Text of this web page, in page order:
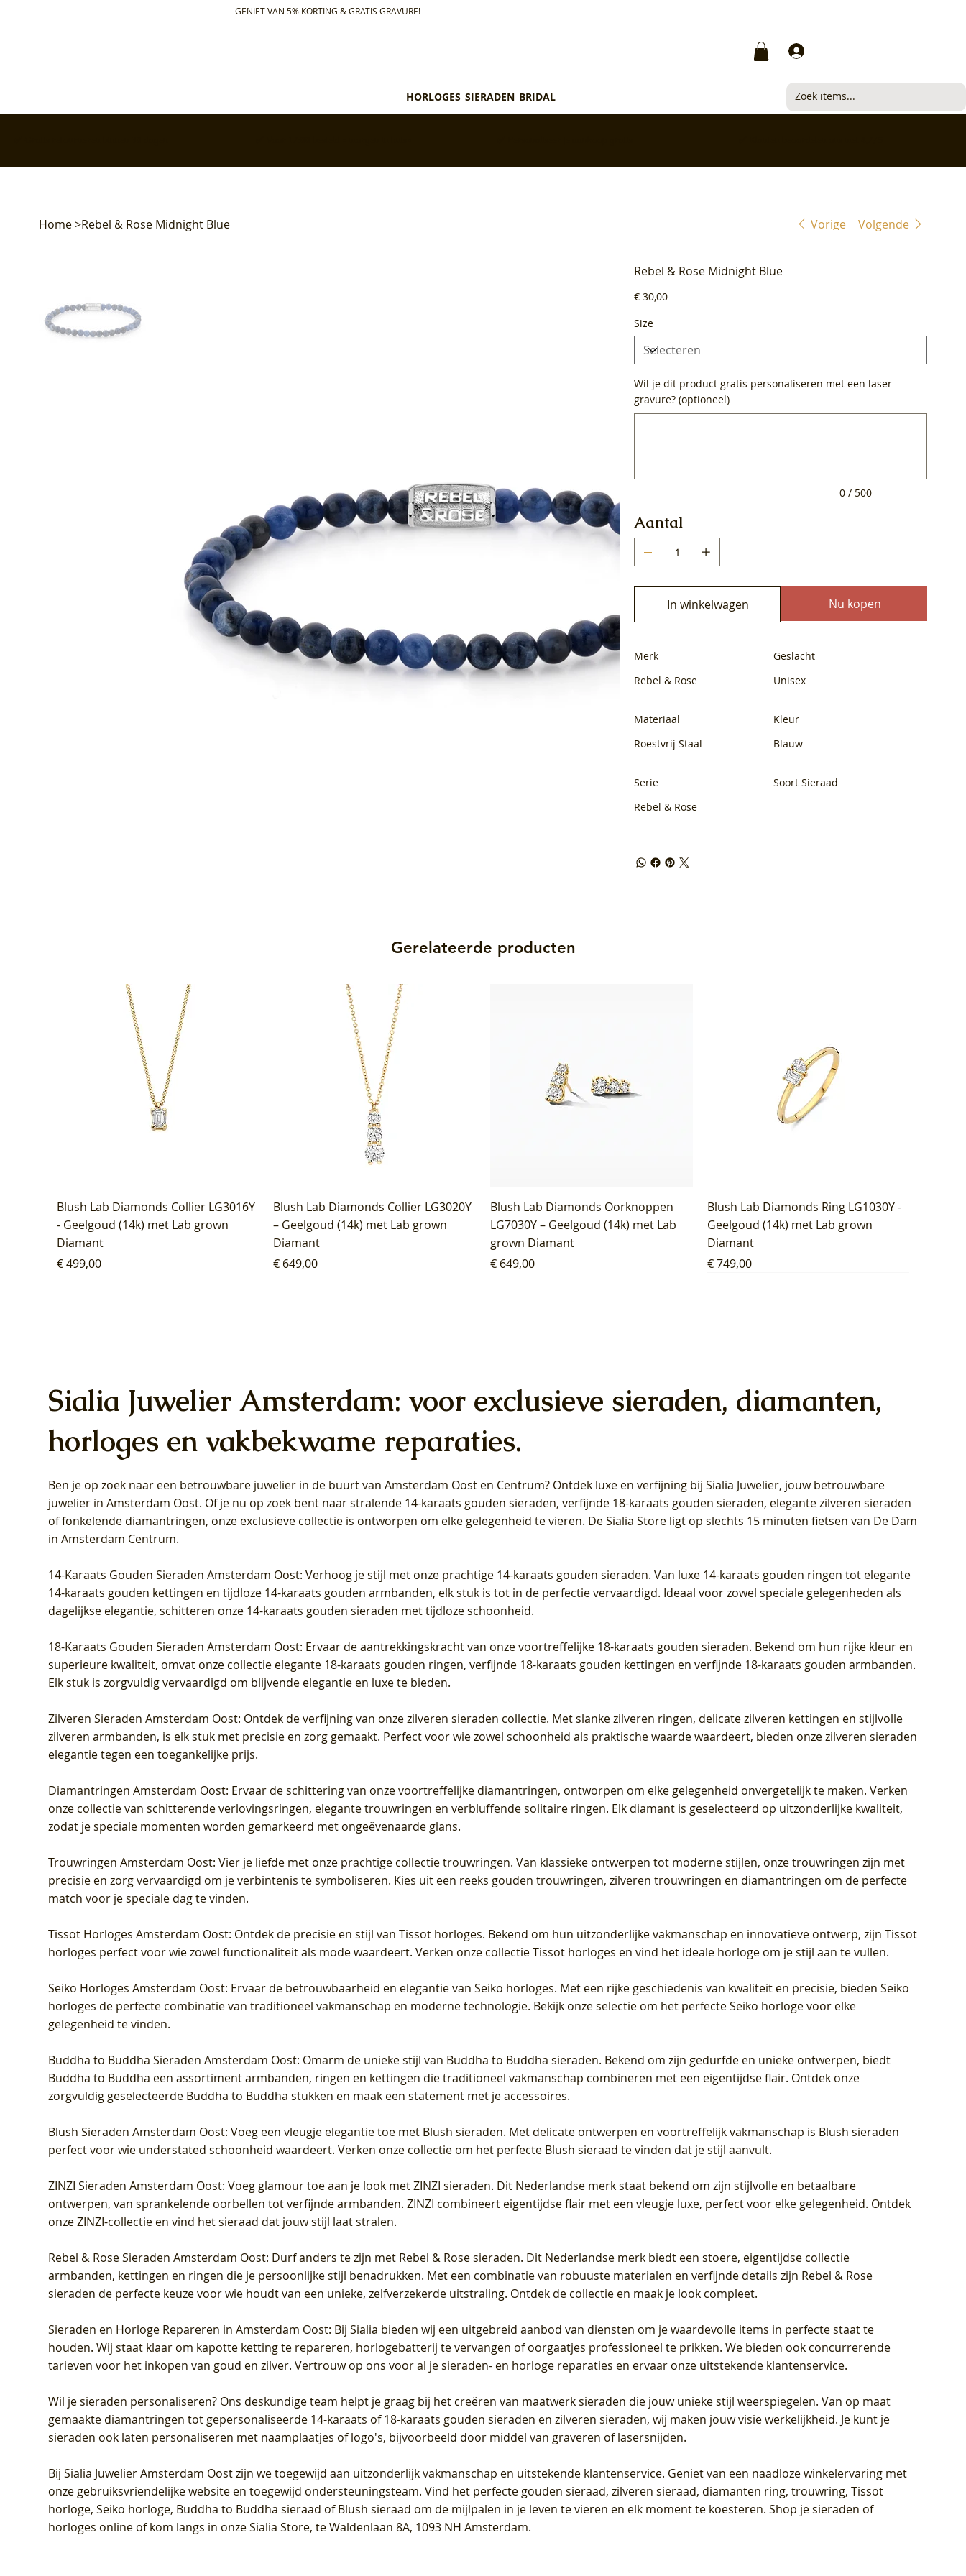
GENIET VAN 5% KORTING & GRATIS GRAVURE!
HORLOGES SIERADEN BRIDAL
Home>Rebel & Rose Midnight Blue Vorige Volgende
Rebel & Rose Midnight Blue
Prijs
€ 30,00
Size
Wil je dit product gratis personaliseren met een laser-
gravure? (optioneel)
0 / 500
Aantal
In winkelwagen Nu kopen
Merk
Rebel & Rose
Geslacht
Unisex
Materiaal
Roestvrij Staal
Kleur
Blauw
Serie
Rebel & Rose
Soort Sieraad
Gerelateerde producten
Blush Lab Diamonds Collier LG3016Y
- Geelgoud (14k) met Lab grown
Diamant
Prijs
€ 499,00
Blush Lab Diamonds Collier LG3020Y
– Geelgoud (14k) met Lab grown
Diamant
Prijs
€ 649,00
Blush Lab Diamonds Oorknoppen
LG7030Y – Geelgoud (14k) met Lab
grown Diamant
Prijs
€ 649,00
Blush Lab Diamonds Ring LG1030Y -
Geelgoud (14k) met Lab grown
Diamant
Prijs
€ 749,00
Blush Lab Diamonds Oorhangers
LG9006Y/S - Geelgoud (14k) met Lab
grown Diamant
Blush Lab Diamonds Oorhangers
LG9007Y/S - Geelgoud (14k) met Lab
grown Diamant
Blush Lab Diamonds Ring LG1028Y -
Geelgoud (14k) met Lab grown
Diamant
Blush Lab Diamonds Collier LG3014Y
- Geelgoud (14k) met Lab grown
Diamant
Blush Lab Diamonds Collier LG3019Y
– Geelgoud (14k) met Lab grown
Diamant
Blush Lab Diamonds Ring LG1042Y –
Geelgoud (14k) met Lab grown
Diamant
Blush Lab Diamonds Oorknoppen
LG7027Y - Geelgoud (14k) met Lab
grown Diamant
Blush Lab Diamonds Ring LG1029Y -
Geelgoud (14k) met Lab grown
Diamant
Blush Lab Diamonds Ring LG1031Y -
Geelgoud (14k) met Lab grown
Diamant
Blush Lab Diamonds Ring LG1044Y –
Geelgoud (14k) met Lab grown
Diamant
Blush Lab Diamonds Oorknoppen
LG7026Y - Geelgoud (14k) met Lab
grown Diamant
Blush Lab Diamonds Oorknoppen
LG7033Y – Geelgoud (14k) met Lab
grown Diamant
Sialia Juwelier Amsterdam: voor exclusieve sieraden, diamanten,
horloges en vakbekwame reparaties.
Ben je op zoek naar een betrouwbare juwelier in de buurt van Amsterdam Oost en Centrum? Ontdek luxe en verfijning bij Sialia Juwelier, jouw betrouwbare
juwelier in Amsterdam Oost. Of je nu op zoek bent naar stralende 14-karaats gouden sieraden, verfijnde 18-karaats gouden sieraden, elegante zilveren sieraden
of fonkelende diamantringen, onze exclusieve collectie is ontworpen om elke gelegenheid te vieren. De Sialia Store ligt op slechts 15 minuten fietsen van De Dam
in Amsterdam Centrum.
14-Karaats Gouden Sieraden Amsterdam Oost: Verhoog je stijl met onze prachtige 14-karaats gouden sieraden. Van luxe 14-karaats gouden ringen tot elegante
14-karaats gouden kettingen en tijdloze 14-karaats gouden armbanden, elk stuk is tot in de perfectie vervaardigd. Ideaal voor zowel speciale gelegenheden als
dagelijkse elegantie, schitteren onze 14-karaats gouden sieraden met tijdloze schoonheid.
18-Karaats Gouden Sieraden Amsterdam Oost: Ervaar de aantrekkingskracht van onze voortreffelijke 18-karaats gouden sieraden. Bekend om hun rijke kleur en
superieure kwaliteit, omvat onze collectie elegante 18-karaats gouden ringen, verfijnde 18-karaats gouden kettingen en verfijnde 18-karaats gouden armbanden.
Elk stuk is zorgvuldig vervaardigd om blijvende elegantie en luxe te bieden.
Zilveren Sieraden Amsterdam Oost: Ontdek de verfijning van onze zilveren sieraden collectie. Met slanke zilveren ringen, delicate zilveren kettingen en stijlvolle
zilveren armbanden, is elk stuk met precisie en zorg gemaakt. Perfect voor wie zowel schoonheid als praktische waarde waardeert, bieden onze zilveren sieraden
elegantie tegen een toegankelijke prijs.
Diamantringen Amsterdam Oost: Ervaar de schittering van onze voortreffelijke diamantringen, ontworpen om elke gelegenheid onvergetelijk te maken. Verken
onze collectie van schitterende verlovingsringen, elegante trouwringen en verbluffende solitaire ringen. Elk diamant is geselecteerd op uitzonderlijke kwaliteit,
zodat je speciale momenten worden gemarkeerd met ongeëvenaarde glans.
Trouwringen Amsterdam Oost: Vier je liefde met onze prachtige collectie trouwringen. Van klassieke ontwerpen tot moderne stijlen, onze trouwringen zijn met
precisie en zorg vervaardigd om je verbintenis te symboliseren. Kies uit een reeks gouden trouwringen, zilveren trouwringen en diamantringen om de perfecte
match voor je speciale dag te vinden.
Tissot Horloges Amsterdam Oost: Ontdek de precisie en stijl van Tissot horloges. Bekend om hun uitzonderlijke vakmanschap en innovatieve ontwerp, zijn Tissot
horloges perfect voor wie zowel functionaliteit als mode waardeert. Verken onze collectie Tissot horloges en vind het ideale horloge om je stijl aan te vullen.
Seiko Horloges Amsterdam Oost: Ervaar de betrouwbaarheid en elegantie van Seiko horloges. Met een rijke geschiedenis van kwaliteit en precisie, bieden Seiko
horloges de perfecte combinatie van traditioneel vakmanschap en moderne technologie. Bekijk onze selectie om het perfecte Seiko horloge voor elke
gelegenheid te vinden.
Buddha to Buddha Sieraden Amsterdam Oost: Omarm de unieke stijl van Buddha to Buddha sieraden. Bekend om zijn gedurfde en unieke ontwerpen, biedt
Buddha to Buddha een assortiment armbanden, ringen en kettingen die traditioneel vakmanschap combineren met een eigentijdse flair. Ontdek onze
zorgvuldig geselecteerde Buddha to Buddha stukken en maak een statement met je accessoires.
Blush Sieraden Amsterdam Oost: Voeg een vleugje elegantie toe met Blush sieraden. Met delicate ontwerpen en voortreffelijk vakmanschap is Blush sieraden
perfect voor wie understated schoonheid waardeert. Verken onze collectie om het perfecte Blush sieraad te vinden dat je stijl aanvult.
ZINZI Sieraden Amsterdam Oost: Voeg glamour toe aan je look met ZINZI sieraden. Dit Nederlandse merk staat bekend om zijn stijlvolle en betaalbare
ontwerpen, van sprankelende oorbellen tot verfijnde armbanden. ZINZI combineert eigentijdse flair met een vleugje luxe, perfect voor elke gelegenheid. Ontdek
onze ZINZI-collectie en vind het sieraad dat jouw stijl laat stralen.
Rebel & Rose Sieraden Amsterdam Oost: Durf anders te zijn met Rebel & Rose sieraden. Dit Nederlandse merk biedt een stoere, eigentijdse collectie
armbanden, kettingen en ringen die je persoonlijke stijl benadrukken. Met een combinatie van robuuste materialen en verfijnde details zijn Rebel & Rose
sieraden de perfecte keuze voor wie houdt van een unieke, zelfverzekerde uitstraling. Ontdek de collectie en maak je look compleet.
Sieraden en Horloge Repareren in Amsterdam Oost: Bij Sialia bieden wij een uitgebreid aanbod van diensten om je waardevolle items in perfecte staat te
houden. Wij staat klaar om kapotte ketting te repareren, horlogebatterij te vervangen of oorgaatjes professioneel te prikken. We bieden ook concurrerende
tarieven voor het inkopen van goud en zilver. Vertrouw op ons voor al je sieraden- en horloge reparaties en ervaar onze uitstekende klantenservice.
Wil je sieraden personaliseren? Ons deskundige team helpt je graag bij het creëren van maatwerk sieraden die jouw unieke stijl weerspiegelen. Van op maat
gemaakte diamantringen tot gepersonaliseerde 14-karaats of 18-karaats gouden sieraden en zilveren sieraden, wij maken jouw visie werkelijkheid. Je kunt je
sieraden ook laten personaliseren met naamplaatjes of logo's, bijvoorbeeld door middel van graveren of lasersnijden.
BijSialia Juwelier Amsterdam Oostzijn we toegewijd aan uitzonderlijk vakmanschap en uitstekende klantenservice. Geniet van een naadloze winkelervaring met
onze gebruiksvriendelijke website en toegewijd ondersteuningsteam. Vind het perfecte gouden sieraad, zilveren sieraad, diamanten ring, trouwring, Tissot
horloge, Seiko horloge, Buddha to Buddha sieraad of Blush sieraad om de mijlpalen in je leven te vieren en elk moment te koesteren. Shop je sieraden of
horloges online of kom langs in onze Sialia Store, te Waldenlaan 8A, 1093 NH Amsterdam.